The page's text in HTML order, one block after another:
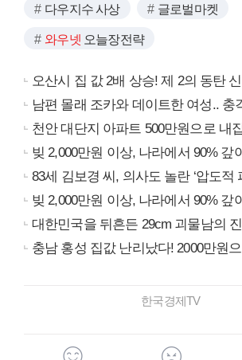
다우지수 사상 글로벌마켓
와우넷 오늘장전략
오산시 집 값 2배 상승! 제 2의 동탄
남편 몰래 조카와 데이트한 여성.. 충
천안 대단지 아파트 500만원으로 내
빚 2,000만원 이상, 나라에서 90% 갚
83세 김보경 씨, 의사도 놀란 ‘압도적
빚 2,000만원 이상, 나라에서 90% 갚
대한민국을 뒤흔든 29cm 괴물남의
충남 홍성 집값 난리났다! 2000만원
한국경제TV